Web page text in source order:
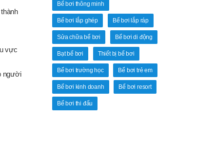
vực
người
Bể bơi thông minh
Bể bơi lắp ghép Bể bơi lắp ráp
Sửa chữa bể bơi Bể bơi di động
Bạt bể bơi Thiết bị bể bơi
Bể bơi trường học Bể bơi trẻ em
Bể bơi kinh doanh Bể bơi resort
Bể bơi thi đấu